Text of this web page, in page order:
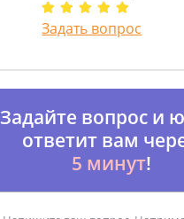
Задать вопрос
Задайте вопрос и
ответит вам
5 минут!